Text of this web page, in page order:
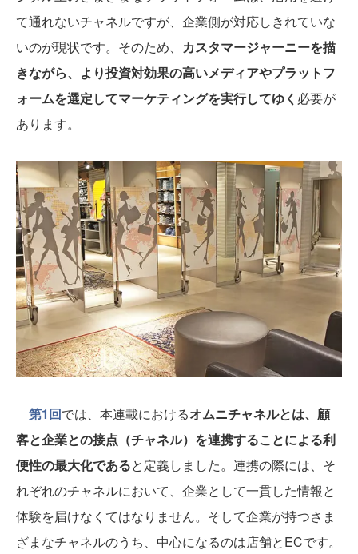
て通れないチャネルですが、企業側が対応しきれていな
いのが現状です。そのため、 カスタマージャーニーを描
きながら、より投資対効果の高いメディアやプラットフ
ォームを選定してマーケティングを実行してゆく 必要が
あります。
第1回では、本連載におけるオムニチャネルとは、顧
客と企業との接点（チャネル）を連携することによる利
便性の最大化であると定義しました。連携の際には、そ
れぞれのチャネルにおいて、企業として一貫した情報と
体験を届けなくてはなりません。そして企業が持つさま
ざまなチャネルのうち、中心になるのは店舗とECです。